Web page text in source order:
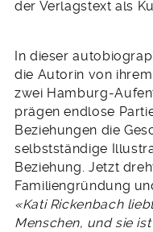
der Verlagstext als
In dieser
die Autorin von
zwei Hamburg-
prägen endlose
Beziehungen die
selbstständige
Beziehung. Jetzt
Familiengründung
«Kati Rickenbach
Menschen, und sie